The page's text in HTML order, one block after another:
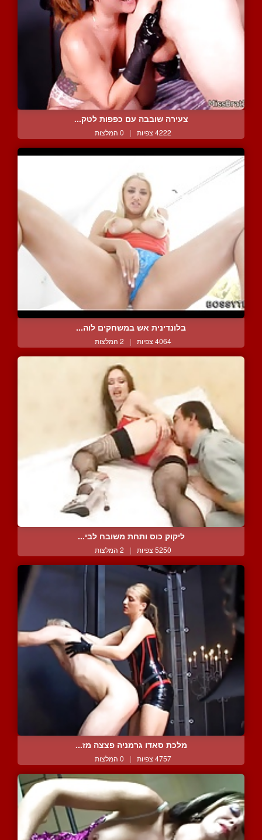
צעירה שובבה עם כפפות לטק...
4222 צפיות | 0 המלצות
בלונדינית אש במשחקים לוה...
4064 צפיות | 2 המלצות
ליקוק כוס ותחת משובח לבי...
5250 צפיות | 2 המלצות
מלכת סאדו גרמניה פצצה מז...
4757 צפיות | 0 המלצות